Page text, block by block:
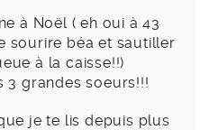
à Noël ( eh oui à 43
sourire béa et sautiller
à la caisse!!)
3 grandes soeurs!!!
je te lis depuis plus